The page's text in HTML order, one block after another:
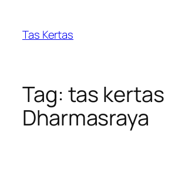
content
Tas Kertas
Tag: tas kertas
Dharmasraya